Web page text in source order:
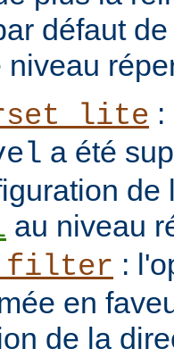
défaut
niveau
a été
de
au niveau
:
en
de la